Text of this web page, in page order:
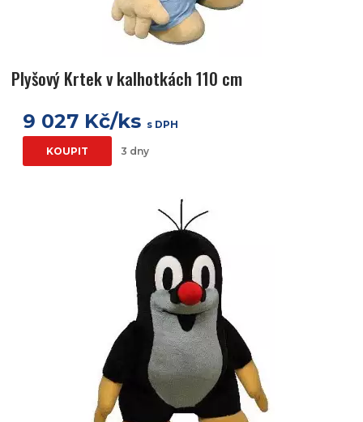
Plyšový Krtek v kalhotkách 110 cm
9 027 Kč/ks s DPH
KOUPIT 3 dny